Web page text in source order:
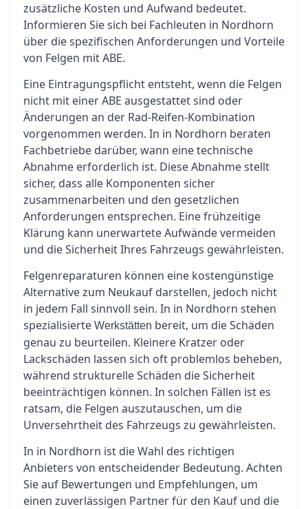
zusätzliche Kosten und Aufwand bedeutet.
Informieren Sie sich bei Fachleuten in Nordhorn
über die spezifischen Anforderungen und Vorteile
von Felgen mit ABE.
Eine Eintragungspflicht entsteht, wenn die Felgen
nicht mit einer ABE ausgestattet sind oder
Änderungen an der Rad-Reifen-Kombination
vorgenommen werden. In in Nordhorn beraten
Fachbetriebe darüber, wann eine technische
Abnahme erforderlich ist. Diese Abnahme stellt
sicher, dass alle Komponenten sicher
zusammenarbeiten und den gesetzlichen
Anforderungen entsprechen. Eine frühzeitige
Klärung kann unerwartete Aufwände vermeiden
und die Sicherheit Ihres Fahrzeugs gewährleisten.
Felgenreparaturen können eine kostengünstige
Alternative zum Neukauf darstellen, jedoch nicht
in jedem Fall sinnvoll sein. In in Nordhorn stehen
spezialisierte Werkstätten bereit, um die Schäden
genau zu beurteilen. Kleinere Kratzer oder
Lackschäden lassen sich oft problemlos beheben,
während strukturelle Schäden die Sicherheit
beeinträchtigen können. In solchen Fällen ist es
ratsam, die Felgen auszutauschen, um die
Unversehrtheit des Fahrzeugs zu gewährleisten.
In in Nordhorn ist die Wahl des richtigen
Anbieters von entscheidender Bedeutung. Achten
Sie auf Bewertungen und Empfehlungen, um
einen zuverlässigen Partner für den Kauf und die